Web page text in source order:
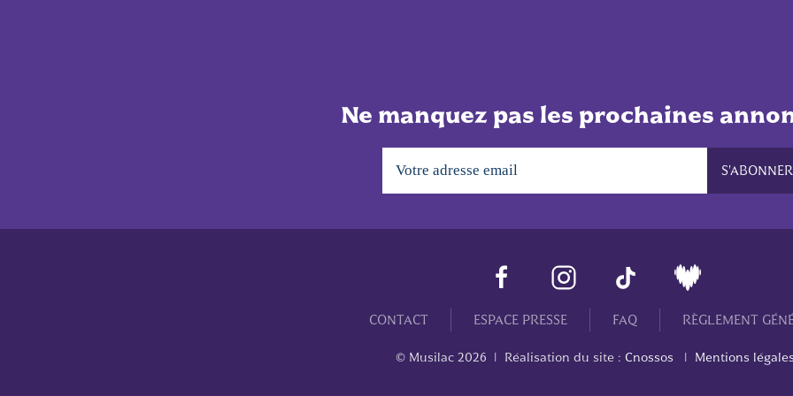
Ne manquez pas les prochaines
CONTACT ESPACE PRESSE FAQ RÈGLEMENT
© Musilac 2026 | Réalisation du site : Cnossos | Mentions légales